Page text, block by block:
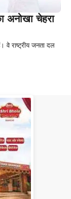
अनोखा चेहरा
वे राष्ट्रीय जनता दल